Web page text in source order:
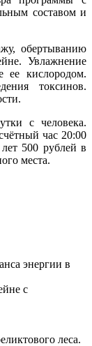
составом и
обертыванию
Увлажнение
кислородом.
токсинов.
с человека.
час 20:00
500 рублей в
места.
энергии в
с
леса.